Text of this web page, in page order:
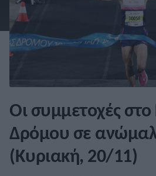
Οι συμμετοχές
Δρόμου σε
(Κυριακή, 20/11)